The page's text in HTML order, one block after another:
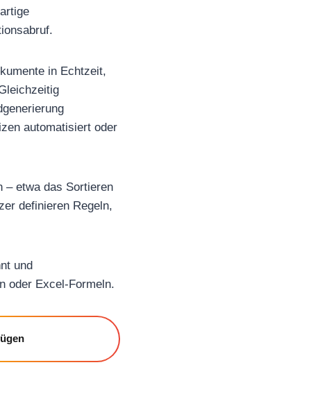
in Echtzeit,
automatisiert oder
– etwa das Sortieren
definieren Regeln,
und
oder Excel-Formeln.